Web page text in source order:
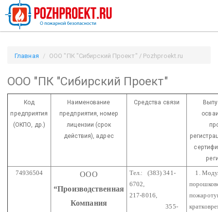
Главная ООО "ПК "Сибирский Проект" / Pozhproekt.ru
ООО "ПК "Сибирский Проект"
Код
предприятия
(ОКПО, др.)
Наименование
предприятия, номер
лицензии (срок
действия), адрес
Средства связи
74936504
ООО
“Производственная
Компания
Тел.: (383) 341-
6702,
217-8016,
355-
1.